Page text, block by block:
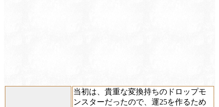
当初は、貴重な変換持ちのドロップモ
ンスターだったので、運25を作るため